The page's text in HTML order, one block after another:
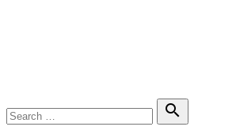
Search

Search